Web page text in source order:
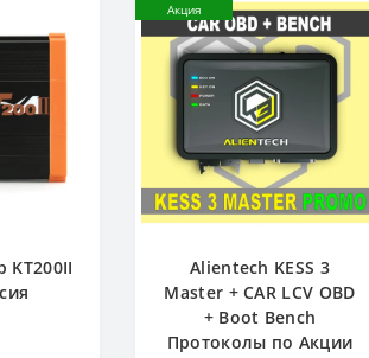
KT200II
Акция
Alientech KESS 3
Master + CAR LCV OBD
+ Boot Bench
Протоколы по Акции